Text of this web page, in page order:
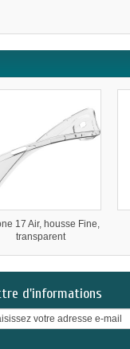
17 Air, housse Fine,
transparent
d'informations